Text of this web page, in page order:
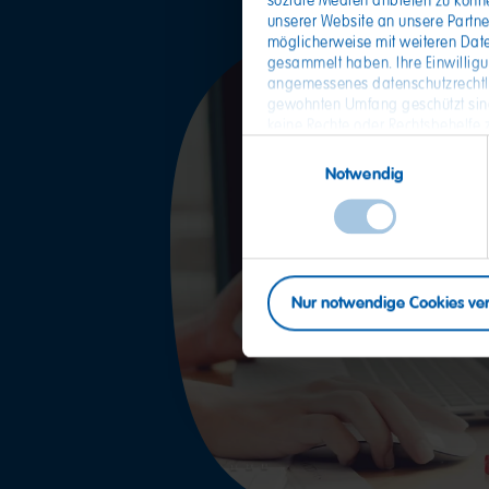
unserer Website an unsere
möglicherweise mit weiteren
gesammelt haben. Ihre
angemessenes
gewohnten Umfang geschützt
Einwilligung. Unser Impressum
Notwendig
Nur notwendige Cookies